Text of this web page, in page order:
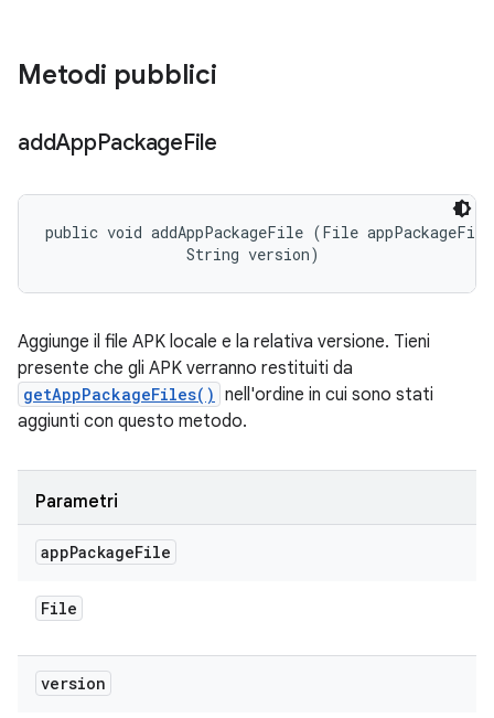
Metodi pubblici
addAppPackageFile
public void addAppPackageFile (File
                String version)
Aggiunge il file APK locale e la relativa versione. Tieni
presente che gli APK verranno restituiti da
getAppPackageFiles() nell'ordine in cui sono stati
aggiunti con questo metodo.
Parametri
appPackageFile
File
version